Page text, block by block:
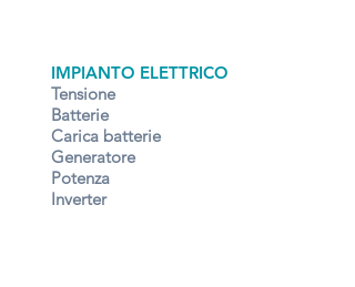
IMPIANTO ELETTRICO
Tensione
Batterie
Carica batterie
Generatore
Potenza
Inverter